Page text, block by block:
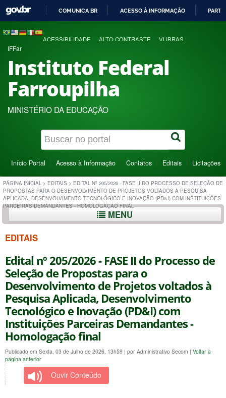
COMUNICA BR ACESSO À INFORMAÇÃO
ACESSIBILIDADE ALTO CONTRASTE VLIBRAS
IFFar
Instituto Federal
Farroupilha
MINISTÉRIO DA EDUCAÇÃO
Início Portal Acesso à Informação Contatos Editais Licitações
PÁGINA INICIAL > EDITAIS > EDITAL Nº 205/2026 - FASE II DO PROCESSO DE SELEÇÃO DE
PROPOSTAS PARA O DESENVOLVIMENTO DE PROJETOS VOLTADOS À PESQUISA
APLICADA, DESENVOLVIMENTO TECNOLÓGICO E INOVAÇÃO (PD&I) COM INSTITUIÇÕES
PARCEIRAS DEMANDANTES - HOMOLOGAÇÃO FINAL
MENU
EDITAIS
Edital nº 205/2026 - FASE II do Processo de
Seleção de Propostas para o
Desenvolvimento de Projetos voltados à
Pesquisa Aplicada, Desenvolvimento
Tecnológico e Inovação (PD&I) com
Instituições Parceiras Demandantes -
Homologação final
Publicado em Sexta, 03 de Julho de 2026, 13h59 | por Administrativo Secom | Voltar à
página anterior
Ouvir Conteúdo